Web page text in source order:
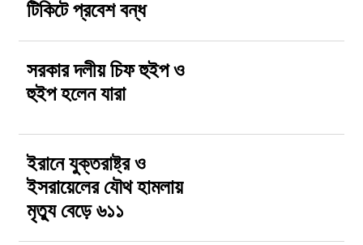
টিকিটে প্রবেশ বন্ধ
সরকার দলীয় চিফ হুইপ ও
হুইপ হলেন যারা
ইরানে যুক্তরাষ্ট্র ও
ইসরায়েলের যৌথ হামলায়
মৃত্যু বেড়ে ৬১১